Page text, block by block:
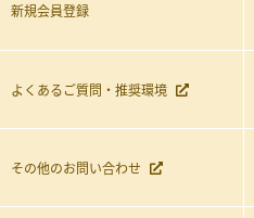
新規会員登録
よくあるご質問・推奨環境
その他のお問い合わせ